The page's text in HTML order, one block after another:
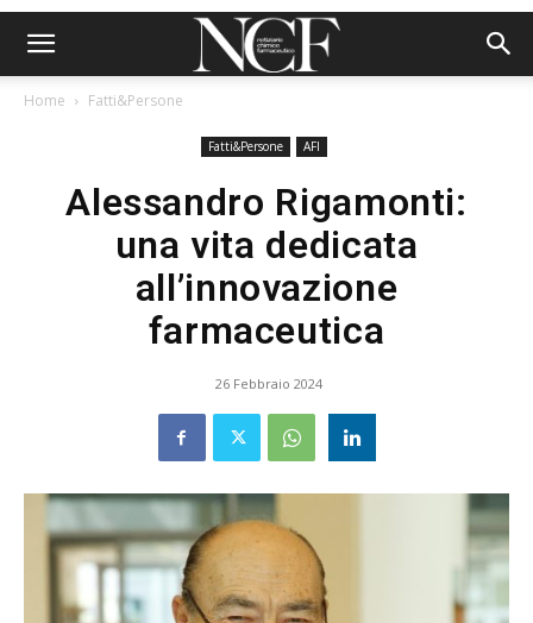
Home Fatti&Persone
Fatti&Persone AFI
Alessandro Rigamonti:
una vita dedicata
all’innovazione
farmaceutica
26 Febbraio 2024